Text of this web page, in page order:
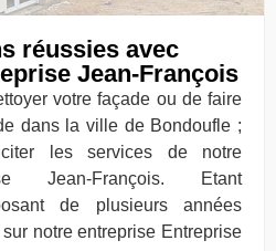
réussies avec
Jean-François
votre façade ou de faire
dans la ville de Bondoufle ;
les services de notre
Jean-François. Etant
de plusieurs années
notre entreprise Entreprise